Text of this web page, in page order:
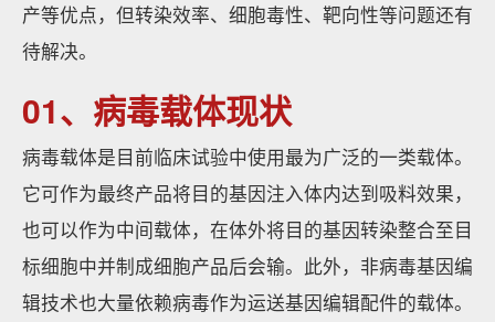
产等优点，但转染效率、细胞毒性、靶向性等问题还有
待解决。
01、病毒载体现状
病毒载体是目前临床试验中使用最为广泛的一类载体。
它可作为最终产品将目的基因注入体内达到吸料效果，
也可以作为中间载体，在体外将目的基因转染整合至目
标细胞中并制成细胞产品后会输。此外，非病毒基因编
辑技术也大量依赖病毒作为运送基因编辑配件的载体。